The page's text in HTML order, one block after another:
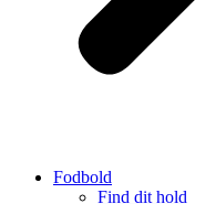
Fodbold
Find dit hold